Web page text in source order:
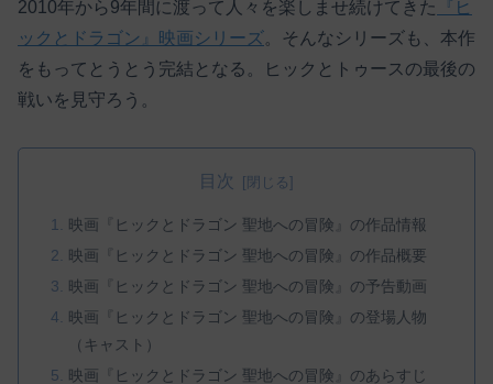
2010年から9年間に渡って人々を楽しませ続けてきた
『ヒ
ックとドラゴン』映画シリーズ。そんなシリーズも、本作
をもってとうとう完結となる。ヒックとトゥースの最後の
戦いを見守ろう。
目次
映画『ヒックとドラゴン 聖地への冒険』の作品情報
映画『ヒックとドラゴン 聖地への冒険』の作品概要
映画『ヒックとドラゴン 聖地への冒険』の予告動画
映画『ヒックとドラゴン 聖地への冒険』の登場人物
（キャスト）
映画『ヒックとドラゴン 聖地への冒険』のあらすじ